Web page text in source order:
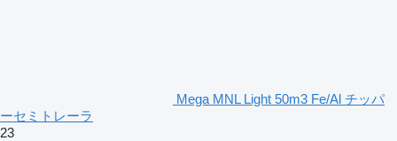
Mega MNL Light 50m3 Fe/Al チッパ
ーセミトレーラ
23